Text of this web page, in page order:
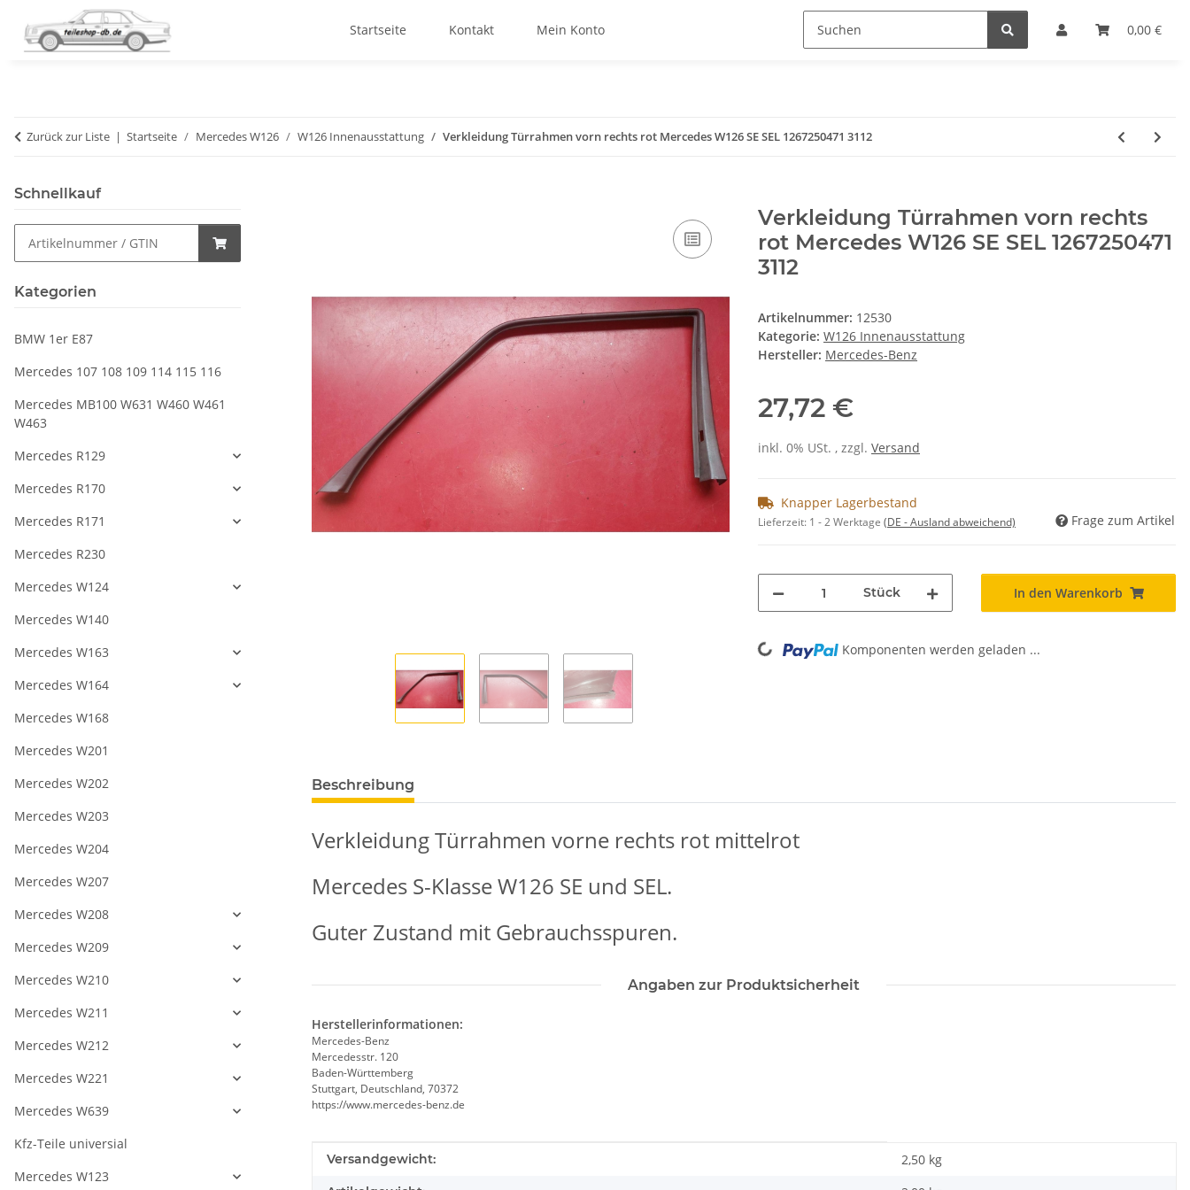
0,00 €
Startseite Kontakt Mein Konto
Zurück zur Liste Startseite Mercedes W126 W126 Innenausstattung Verkleidung Türrahmen vorn rechts rot Mercedes W126 SE SEL 1267250471 3112
Verkleidung Türrahmen vorn rechts
rot Mercedes W126 SE SEL 1267250471
3112
Artikelnummer: 12530
Kategorie: W126 Innenausstattung
Hersteller: Mercedes-Benz
27,72 €
inkl. 0% USt. , zzgl. Versand
Knapper Lagerbestand
Lieferzeit: 1 - 2 Werktage (DE - Ausland abweichend) Frage zum Artikel
Stück In den Warenkorb
Loading... Komponenten werden geladen ...
Beschreibung
Verkleidung Türrahmen vorne rechts rot mittelrot
Mercedes S-Klasse W126 SE und SEL.
Guter Zustand mit Gebrauchsspuren.
Angaben zur Produktsicherheit
Herstellerinformationen:
Mercedes-Benz
Mercedesstr. 120
Baden-Württemberg
Stuttgart, Deutschland, 70372
https://www.mercedes-benz.de
Produkteigenschaft
Wert
Versandgewicht: 2,50 kg
Schnellkauf
Kategorien
BMW 1er E87
Mercedes 107 108 109 114 115 116
Mercedes MB100 W631 W460 W461
W463
Mercedes R129
Mercedes R170
Mercedes R171
Mercedes R230
Mercedes W124
Mercedes W140
Mercedes W163
Mercedes W164
Mercedes W168
Mercedes W201
Mercedes W202
Mercedes W203
Mercedes W204
Mercedes W207
Mercedes W208
Mercedes W209
Mercedes W210
Mercedes W211
Mercedes W212
Mercedes W221
Mercedes W639
Kfz-Teile universial
Mercedes W123